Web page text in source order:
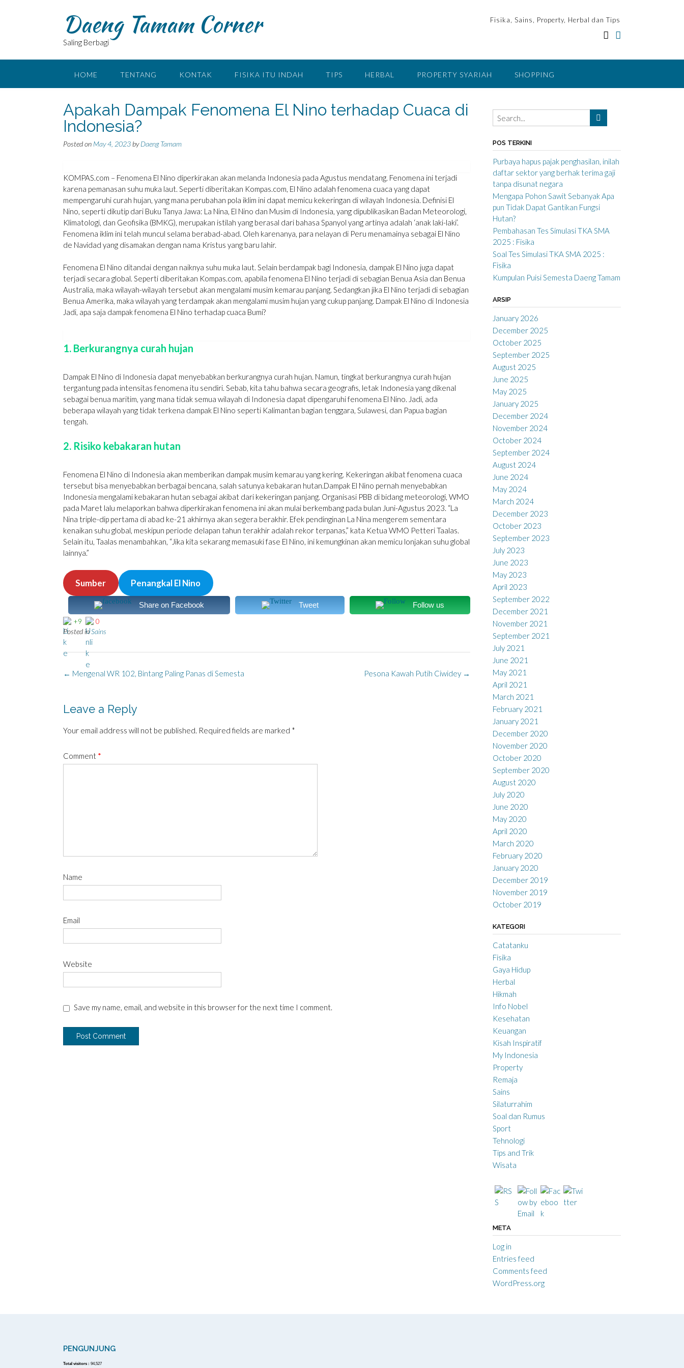
Daeng Tamam Corner
Saling Berbagi
Fisika, Sains, Property, Herbal dan Tips
HOME TENTANG KONTAK FISIKA ITU INDAH TIPS HERBAL PROPERTY SYARIAH SHOPPING
Apakah Dampak Fenomena El Nino terhadap Cuaca di
Indonesia?
Posted on May 4, 2023 byDaeng Tamam
KOMPAS.com – Fenomena El Nino diperkirakan akan melanda Indonesia pada Agustus mendatang. Fenomena ini terjadi
karena pemanasan suhu muka laut. Seperti diberitakan Kompas.com, El Nino adalah fenomena cuaca yang dapat
mempengaruhi curah hujan, yang mana perubahan pola iklim ini dapat memicu kekeringan di wilayah Indonesia. Definisi El
Nino, seperti dikutip dari Buku Tanya Jawa: La Nina, El Nino dan Musim di Indonesia, yang dipublikasikan Badan Meteorologi,
Klimatologi, dan Geofisika (BMKG), merupakan istilah yang berasal dari bahasa Spanyol yang artinya adalah ‘anak laki-laki’.
Fenomena iklim ini telah muncul selama berabad-abad. Oleh karenanya, para nelayan di Peru menamainya sebagai El Nino
de Navidad yang disamakan dengan nama Kristus yang baru lahir.
Fenomena El Nino ditandai dengan naiknya suhu muka laut. Selain berdampak bagi Indonesia, dampak El Nino juga dapat
terjadi secara global. Seperti diberitakan Kompas.com, apabila fenomena El Nino terjadi di sebagian Benua Asia dan Benua
Australia, maka wilayah-wilayah tersebut akan mengalami musim kemarau panjang. Sedangkan jika El Nino terjadi di sebagian
Benua Amerika, maka wilayah yang terdampak akan mengalami musim hujan yang cukup panjang. Dampak El Nino di Indonesia
Jadi, apa saja dampak fenomena El Nino terhadap cuaca Bumi?
1. Berkurangnya curah hujan
Dampak El Nino di Indonesia dapat menyebabkan berkurangnya curah hujan. Namun, tingkat berkurangnya curah hujan
tergantung pada intensitas fenomena itu sendiri. Sebab, kita tahu bahwa secara geografis, letak Indonesia yang dikenal
sebagai benua maritim, yang mana tidak semua wilayah di Indonesia dapat dipengaruhi fenomena El Nino. Jadi, ada
beberapa wilayah yang tidak terkena dampak El Nino seperti Kalimantan bagian tenggara, Sulawesi, dan Papua bagian
tengah.
2. Risiko kebakaran hutan
Fenomena El Nino di Indonesia akan memberikan dampak musim kemarau yang kering. Kekeringan akibat fenomena cuaca
tersebut bisa menyebabkan berbagai bencana, salah satunya kebakaran hutan.Dampak El Nino pernah menyebabkan
Indonesia mengalami kebakaran hutan sebagai akibat dari kekeringan panjang. Organisasi PBB di bidang meteorologi, WMO
pada Maret lalu melaporkan bahwa diperkirakan fenomena ini akan mulai berkembang pada bulan Juni-Agustus 2023. “La
Nina triple-dip pertama di abad ke-21 akhirnya akan segera berakhir. Efek pendinginan La Nina mengerem sementara
kenaikan suhu global, meskipun periode delapan tahun terakhir adalah rekor terpanas,” kata Ketua WMO Petteri Taalas.
Selain itu, Taalas menambahkan, “Jika kita sekarang memasuki fase El Nino, ini kemungkinan akan memicu lonjakan suhu global
lainnya.”
Sumber Penangkal El Nino
Share on Facebook Tweet
Follow us
+9
0
Posted inSains
Post
Pesona Kawah Putih Ciwidey →
← Mengenal WR 102, Bintang Paling Panas di Semesta
Leave a Reply
Your email address will not be published. Required fields are marked *
Comment *
Name
Email
Website
Save my name, email, and website in this browser for the next time I comment.
POS TERKINI
Purbaya hapus pajak penghasilan, inilah
daftar sektor yang berhak terima gaji
tanpa disunat negara
Mengapa Pohon Sawit Sebanyak Apa
pun Tidak Dapat Gantikan Fungsi
Hutan?
Pembahasan Tes Simulasi TKA SMA
2025 : Fisika
Soal Tes Simulasi TKA SMA 2025 :
Fisika
Kumpulan Puisi Semesta Daeng Tamam
ARSIP
January 2026
December 2025
October 2025
September 2025
August 2025
June 2025
May 2025
January 2025
December 2024
November 2024
October 2024
September 2024
August 2024
June 2024
May 2024
March 2024
December 2023
October 2023
September 2023
July 2023
June 2023
May 2023
April 2023
September 2022
December 2021
November 2021
September 2021
July 2021
June 2021
May 2021
April 2021
March 2021
February 2021
January 2021
December 2020
November 2020
October 2020
September 2020
August 2020
July 2020
June 2020
May 2020
April 2020
March 2020
February 2020
January 2020
December 2019
November 2019
October 2019
KATEGORI
Catatanku
Fisika
Gaya Hidup
Herbal
Hikmah
Info Nobel
Kesehatan
Keuangan
Kisah Inspiratif
My Indonesia
Property
Remaja
Sains
Silaturrahim
Soal dan Rumus
Sport
Tehnologi
Tips and Trik
Wisata
META
Log in
Entries feed
Comments feed
WordPress.org
PENGUNJUNG
Total visitors : 94,527